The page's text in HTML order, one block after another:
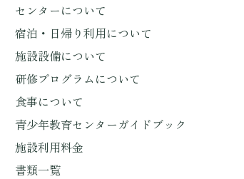
センターについて
宿泊・日帰り利用について
施設設備について
研修プログラムについて
食事について
青少年教育センターガイドブック
施設利用料金
書類一覧